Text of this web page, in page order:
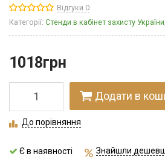
Відгуки 0
Категорії: Стенди в кабінет захисту України
1018грн
Додати в
До порівняння
Є в наявності
Знайшли